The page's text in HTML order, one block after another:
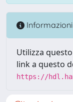
Informazioni
Utilizza
link a questo
https://